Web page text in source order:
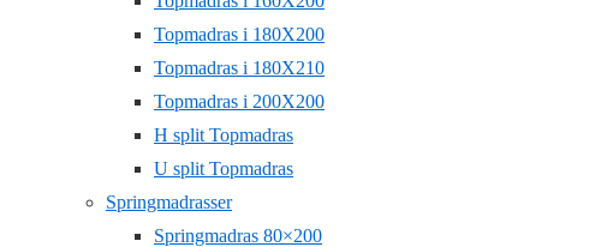
Topmadras i 180X200
Topmadras i 180X210
Topmadras i 200X200
H split Topmadras
U split Topmadras
Springmadrasser
Springmadras 80×200